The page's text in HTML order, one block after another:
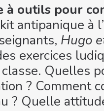
à outils pour
antipanique à
Hugo
exercices
Quelles
? Comment
? Quelle